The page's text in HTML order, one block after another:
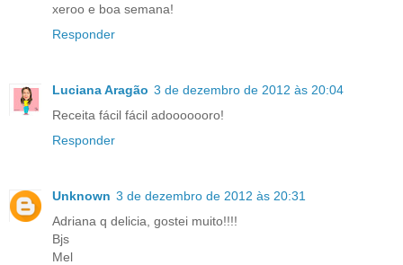
xeroo e boa semana!
Responder
Luciana Aragão 3 de dezembro de 2012 às 20:04
Receita fácil fácil adooooooro!
Responder
Unknown 3 de dezembro de 2012 às 20:31
Adriana q delicia, gostei muito!!!!
Bjs
Mel